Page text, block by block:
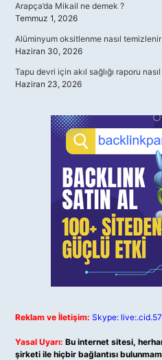
Arapça’da Mikail ne demek ?
Temmuz 1, 2026
Alüminyum oksitlenme nasıl
Haziran 30, 2026
Tapu devri için akıl sağlığı raporu nasıl
Haziran 23, 2026
Reklam ve İletişim: Skype:
Yasal Uyarı: Bu internet sitesi,
şirketi ile hiçbir bağlantısı